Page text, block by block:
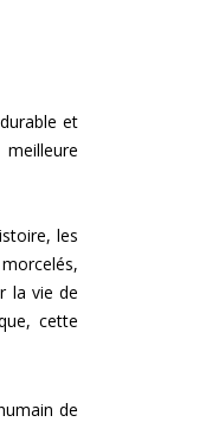
et
les
la vie de
cette
de